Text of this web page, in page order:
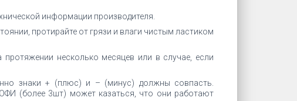
информации производителя.
протирайте от грязи и влаги чистым ластиком
протяжении несколько месяцев или в случае, если
знаки + (плюс) и – (минус) должны совпасть.
(более 3шт) может казаться, что они работают